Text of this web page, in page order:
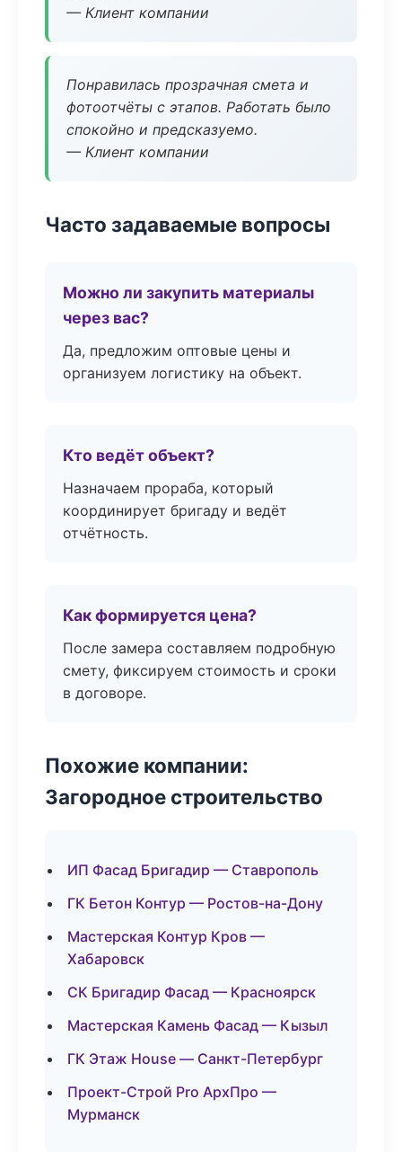
— Клиент компании
Понравилась прозрачная смета и
фотоотчёты с этапов. Работать было
спокойно и предсказуемо.
— Клиент компании
Часто задаваемые вопросы
Можно ли закупить материалы
через вас?
Да, предложим оптовые цены и
организуем логистику на объект.
Кто ведёт объект?
Назначаем прораба, который
координирует бригаду и ведёт
отчётность.
Как формируется цена?
После замера составляем подробную
смету, фиксируем стоимость и сроки
в договоре.
Похожие компании:
Загородное строительство
ИП Фасад Бригадир — Ставрополь
ГК Бетон Контур — Ростов-на-Дону
Мастерская Контур Кров —
Хабаровск
СК Бригадир Фасад — Красноярск
Мастерская Камень Фасад — Кызыл
ГК Этаж House — Санкт-Петербург
Проект-Строй Pro АрхПро —
Мурманск